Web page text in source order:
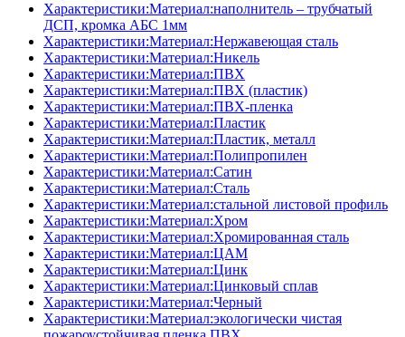
Характеристики:Материал:наполнитель – трубчатый
ДСП, кромка AБC 1мм
Характеристики:Материал:Нержавеющая сталь
Характеристики:Материал:Никель
Характеристики:Материал:ПВХ
Характеристики:Материал:ПВХ (пластик)
Характеристики:Материал:ПВХ-пленка
Характеристики:Материал:Пластик
Характеристики:Материал:Пластик, металл
Характеристики:Материал:Полипропилен
Характеристики:Материал:Сатин
Характеристики:Материал:Сталь
Характеристики:Материал:стальной листовой профиль
Характеристики:Материал:Хром
Характеристики:Материал:Хромированная сталь
Характеристики:Материал:ЦАМ
Характеристики:Материал:Цинк
Характеристики:Материал:Цинковый сплав
Характеристики:Материал:Черный
Характеристики:Материал:экологически чистая